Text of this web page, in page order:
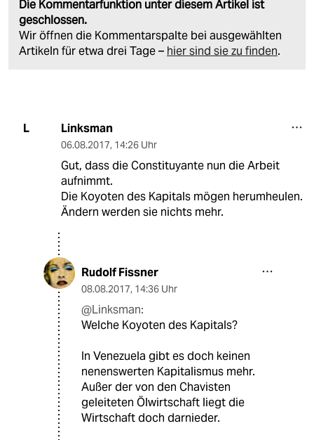
Die Kommentarfunktion unter diesem Artikel ist
geschlossen.
Wir öffnen die Kommentarspalte bei ausgewählten
Artikeln für etwa drei Tage – hier sind sie zu finden.
L Linksman
06.08.2017, 14:26 Uhr
Gut, dass die Constituyante nun die Arbeit
aufnimmt.
Die Koyoten des Kapitals mögen herumheulen.
Ändern werden sie nichts mehr.
Rudolf Fissner
08.08.2017, 14:36 Uhr
@Linksman:
Welche Koyoten des Kapitals?
In Venezuela gibt es doch keinen
nenenswerten Kapitalismus mehr.
Außer der von den Chavisten
geleiteten Ölwirtschaft liegt die
Wirtschaft doch darnieder.